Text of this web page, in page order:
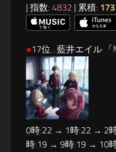
| 指数: 4832 | 累積:
●17位…藍井エイル 「
0時:22 → 1時:22 → 2
時:19 → 9時:19 → 10